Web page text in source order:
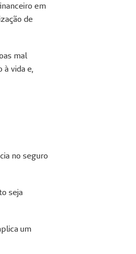
em
de
mal
à vida e,
no seguro
seja
um